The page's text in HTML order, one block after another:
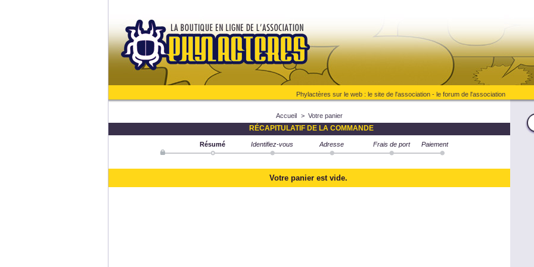
Phylactères sur le web : le site de l'association- le forum de l'association
Accueil > Votre panier
RÉCAPITULATIF DE LA COMMANDE
Résumé Identifiez-vous Adresse Frais de port Paiement
Votre panier est vide.